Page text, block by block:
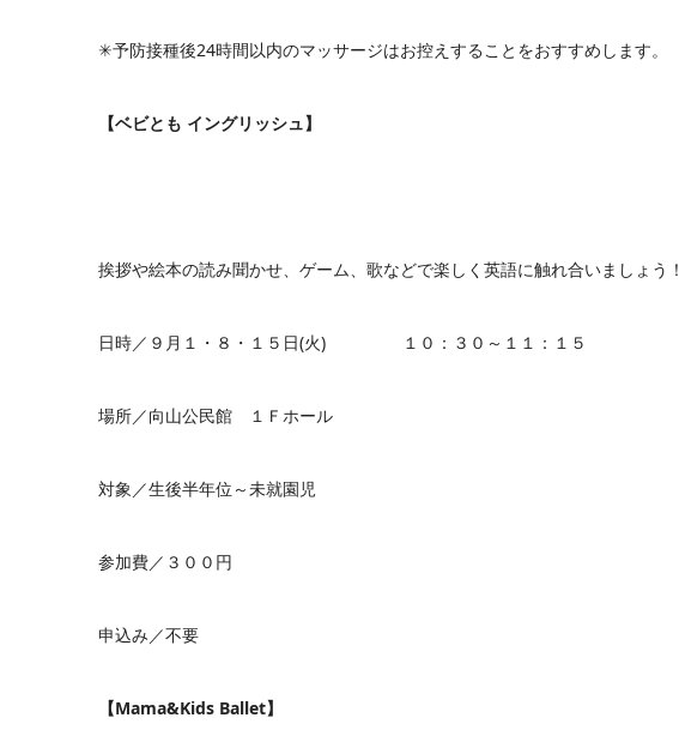
✳︎予防接種後24時間以内のマッサージはお控えすることをおすすめします。
【ベビとも イングリッシュ】
挨拶や絵本の読み聞かせ、ゲーム、歌などで楽しく英語に触れ合いましょう！
日時／９月１・８・１５日(火) １０：３０～１１：１５
場所／向山公民館 １Ｆホール
対象／生後半年位～未就園児
参加費／３００円
申込み／不要
【Mama&Kids Ballet】